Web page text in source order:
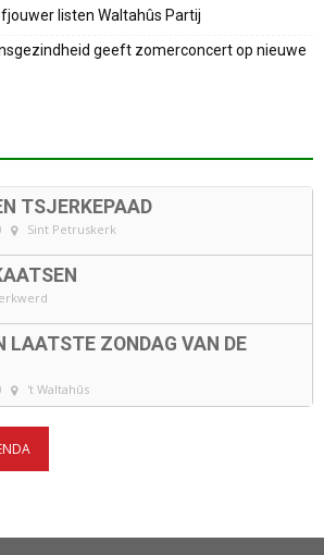
listen Waltahûs Partij
geeft zomerconcert op nieuwe
TSJERKEPAAD
Sint Petruskerk
LAATSTE ZONDAG VAN DE
't Waltahûs